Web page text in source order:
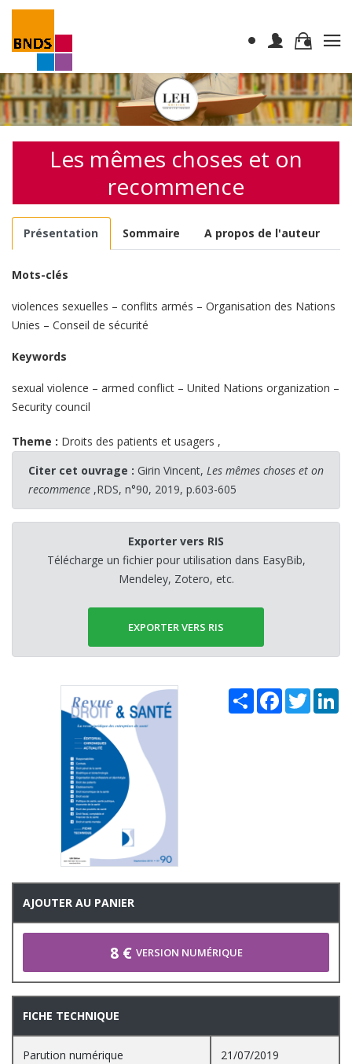
Les mêmes choses et on
recommence
Présentation Sommaire A propos de l'auteur
Mots-clés
violences sexuelles – conflits armés – Organisation des Nations
Unies – Conseil de sécurité
Keywords
sexual violence – armed conflict – United Nations organization –
Security council
Theme : Droits des patients et usagers ,
Citer cet ouvrage : Girin Vincent, Les mêmes choses et on
recommence ,RDS, n°90, 2019, p.603-605
Exporter vers RIS
Télécharge un fichier pour utilisation dans EasyBib,
Mendeley, Zotero, etc.
EXPORTER VERS RIS
Share Facebook
Twitter
AJOUTER AU PANIER
8 € VERSION NUMÉRIQUE
FICHE TECHNIQUE
Parution numérique 21/07/2019